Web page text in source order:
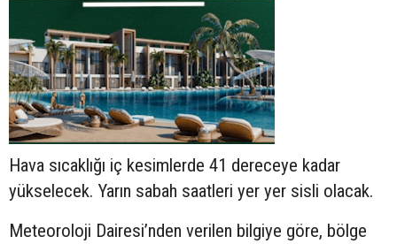
Hava sıcaklığı iç kesimlerde 41 dereceye kadar
yükselecek. Yarın sabah saatleri yer yer sisli olacak.
Meteoroloji Dairesi’nden verilen bilgiye göre, bölge